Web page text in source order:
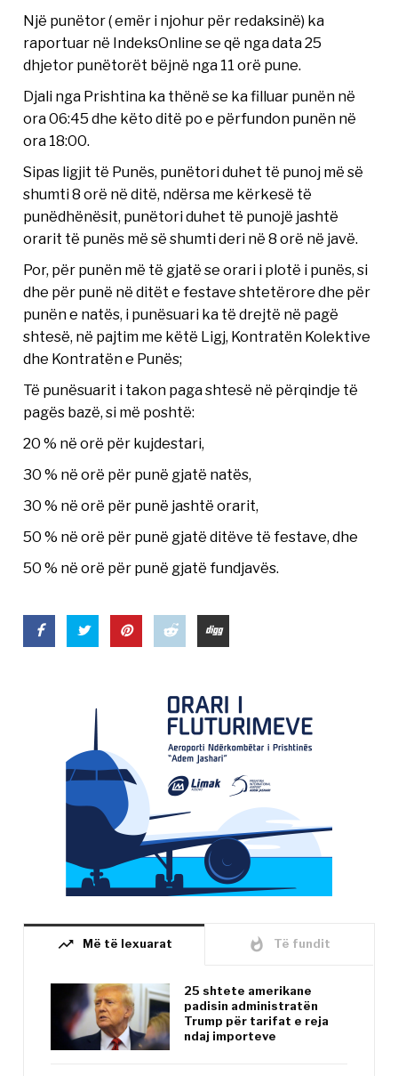
Një punëtor ( emër i njohur për redaksinë) ka
raportuar në IndeksOnline se që nga data 25
dhjetor punëtorët bëjnë nga 11 orë pune.
Djali nga Prishtina ka thënë se ka filluar punën në
ora 06:45 dhe këto ditë po e përfundon punën në
ora 18:00.
Sipas ligjit të Punës, punëtori duhet të punoj më së
shumti 8 orë në ditë, ndërsa me kërkesë të
punëdhënësit, punëtori duhet të punojë jashtë
orarit të punës më së shumti deri në 8 orë në javë.
Por, për punën më të gjatë se orari i plotë i punës, si
dhe për punë në ditët e festave shtetërore dhe për
punën e natës, i punësuari ka të drejtë në pagë
shtesë, në pajtim me këtë Ligj, Kontratën Kolektive
dhe Kontratën e Punës;
Të punësuarit i takon paga shtesë në përqindje të
pagës bazë, si më poshtë:
20 % në orë për kujdestari,
30 % në orë për punë gjatë natës,
30 % në orë për punë jashtë orarit,
50 % në orë për punë gjatë ditëve të festave, dhe
50 % në orë për punë gjatë fundjavës.
trending_up Më të lexuarat whatshot Të fundit
25 shtete amerikane
padisin administratën
Trump për tarifat e reja
ndaj importeve